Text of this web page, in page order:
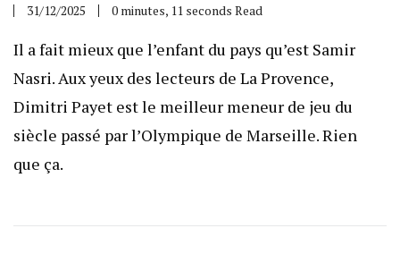
31/12/2025 0 minutes, 11 seconds Read
Il a fait mieux que l’enfant du pays qu’est Samir
Nasri. Aux yeux des lecteurs de La Provence,
Dimitri Payet est le meilleur meneur de jeu du
siècle passé par l’Olympique de Marseille. Rien
que ça.